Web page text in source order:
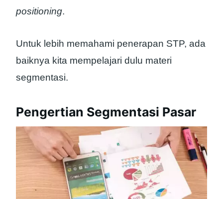
positioning.
Untuk lebih memahami penerapan STP, ada
baiknya kita mempelajari dulu materi
segmentasi.
Pengertian Segmentasi Pasar